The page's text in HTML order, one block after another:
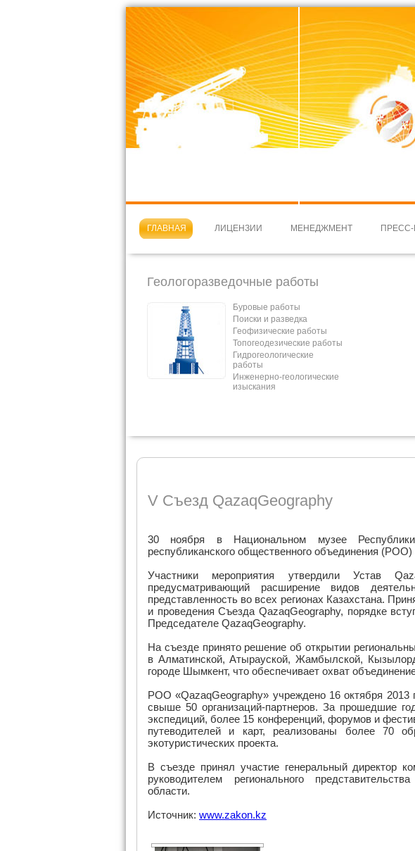
ГЛАВНАЯ ЛИЦЕНЗИИ МЕНЕДЖМЕНТ
Геологоразведочные работы
Буровые работы
Поиски и разведка
Геофизические работы
Топогеодезические работы
Гидрогеологические
работы
Инженерно-геологические
изыскания
V Съезд QazaqGeography
30 ноября в Национальном музее
республиканского общественного объединения
Участники мероприятия утвердили Устав
предусматривающий расширение видов
представленность во всех регионах Казахстана.
и проведения Съезда QazaqGeography, порядке
Председателе QazaqGeography.
На съезде принято решение об открытии
в Алматинской, Атырауской, Жамбылской,
городе Шымкент, что обеспечивает охват
РОО «QazaqGeography» учреждено 16 октября 2013
свыше 50 организаций-партнеров. За прошедшие
экспедиций, более 15 конференций, форумов и
путеводителей и карт, реализованы более 70
экотуристических проекта.
В съезде принял участие генеральный директор
руководителем регионального
области.
Источник: www.zakon.kz